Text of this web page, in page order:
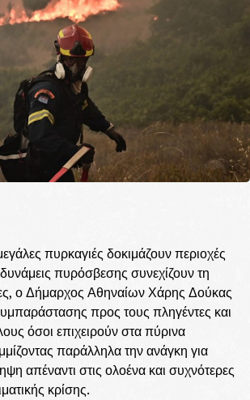
πυρκαγιές δοκιμάζουν περιοχές
πυρόσβεσης συνεχίζουν τη
ο Δήμαρχος Αθηναίων Χάρης Δούκας
προς τους πληγέντες και
όσοι επιχειρούν στα πύρινα
παράλληλα την ανάγκη για
απέναντι στις ολοένα και συχνότερες
κρίσης.